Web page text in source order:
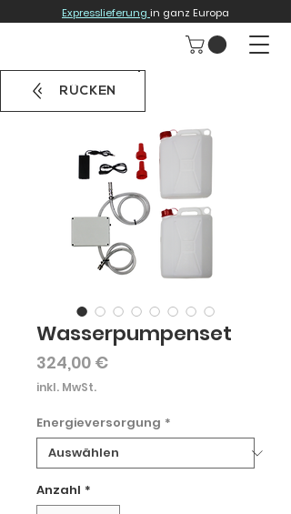
Expresslieferung in ganz Europa
Wasserpumpenset
324,00 €Preis
inkl. MwSt.
Energieversorgung *
Anzahl *
RÜCKEN